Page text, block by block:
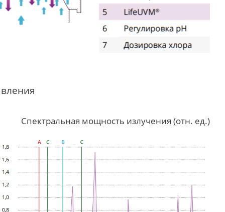
Спектральная мощность излучения (отн. ед.)